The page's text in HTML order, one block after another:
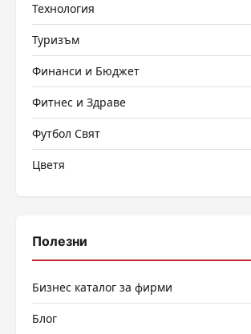
Технология
Туризъм
Финанси и Бюджет
Фитнес и Здраве
Футбол Свят
Цветя
Полезни
Бизнес каталог за фирми
Блог